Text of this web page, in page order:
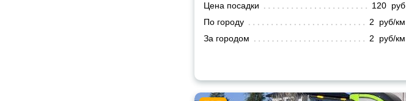
Цена посадки
120 руб
По городу
2 руб/км
За городом
2 руб/км